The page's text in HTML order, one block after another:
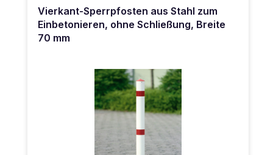
Vierkant-Sperrpfosten aus Stahl zum
Einbetonieren, ohne Schließung, Breite
70 mm